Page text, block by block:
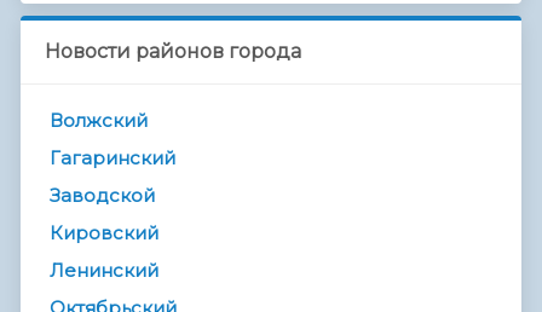
Новости районов города
Волжский
Гагаринский
Заводской
Кировский
Ленинский
Октябрьский